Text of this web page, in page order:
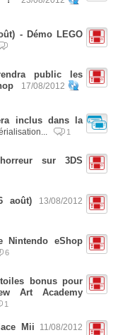
- Démo LEGO
public les
17/08/2012
inclus dans la
1
sur 3DS
août)
13/08/2012
eShop
6
bonus pour
Art Academy
1
Mii
11/08/2012